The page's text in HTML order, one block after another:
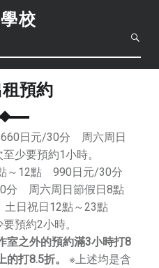
校
預約
日元/30分 周六周日
少要預約1小時。
～12點 990日元/30分
分 周六周日節假日8點
日祝日12點～23點
預約2小時。
室之外的預約滿3小時打8
的打8.5折。 ※上述均是含